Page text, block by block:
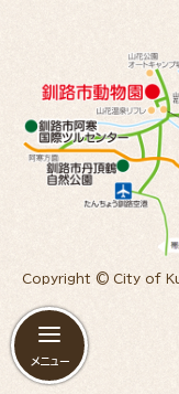
メニュー
Copyright © City of